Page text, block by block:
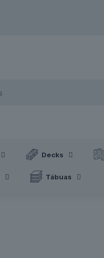
Decks
Tábuas